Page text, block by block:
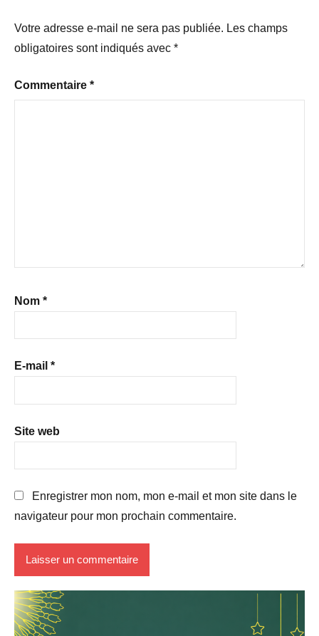
Votre adresse e-mail ne sera pas publiée. Les champs
obligatoires sont indiqués avec *
Commentaire *
Nom *
E-mail *
Site web
Enregistrer mon nom, mon e-mail et mon site dans le
navigateur pour mon prochain commentaire.